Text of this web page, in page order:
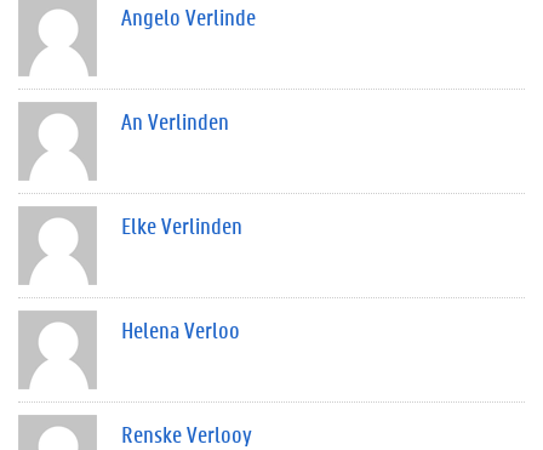
Angelo Verlinde
An Verlinden
Elke Verlinden
Helena Verloo
Renske Verlooy